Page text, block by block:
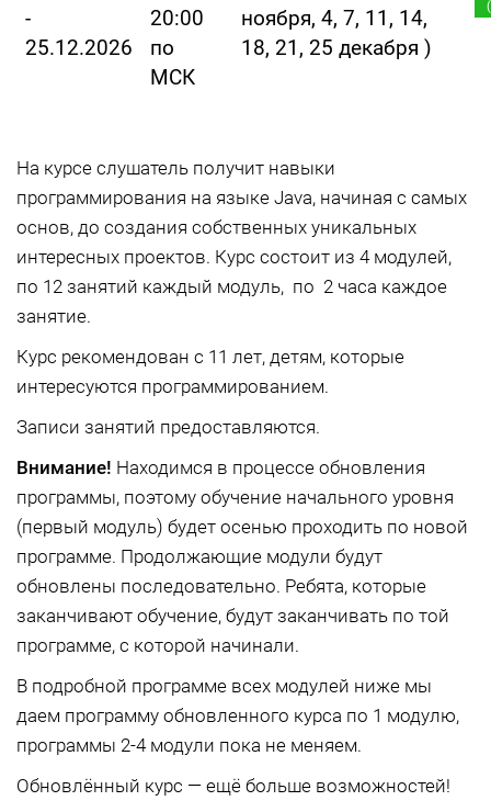
-
25.12.2026
20:00
по
МСК
ноября, 4, 7, 11, 14,
18, 21, 25 декабря )
На курсе слушатель получит навыки
программирования на языке Java, начиная с самых
основ, до создания собственных уникальных
интересных проектов. Курс состоит из 4 модулей,
по 12 занятий каждый модуль, по 2 часа каждое
занятие.
Курс рекомендован с 11 лет, детям, которые
интересуются программированием.
Записи занятий предоставляются.
Внимание! Находимся в процессе обновления
программы, поэтому обучение начального уровня
(первый модуль) будет осенью проходить по новой
программе. Продолжающие модули будут
обновлены последовательно. Ребята, которые
заканчивают обучение, будут заканчивать по той
программе, с которой начинали.
В подробной программе всех модулей ниже мы
даем программу обновленного курса по 1 модулю,
программы 2-4 модули пока не меняем.
Обновлённый курс — ещё больше возможностей!